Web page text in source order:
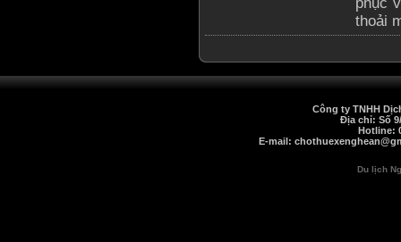
thoải
Công ty TNHH
Địa chỉ: Số
Hotline:
E-mail:
Du lịch